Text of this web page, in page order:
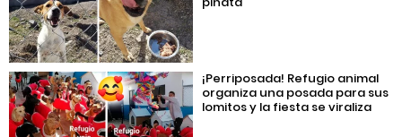
¡Perriposada! Refugio animal
organiza una posada para sus
lomitos y la fiesta se viraliza